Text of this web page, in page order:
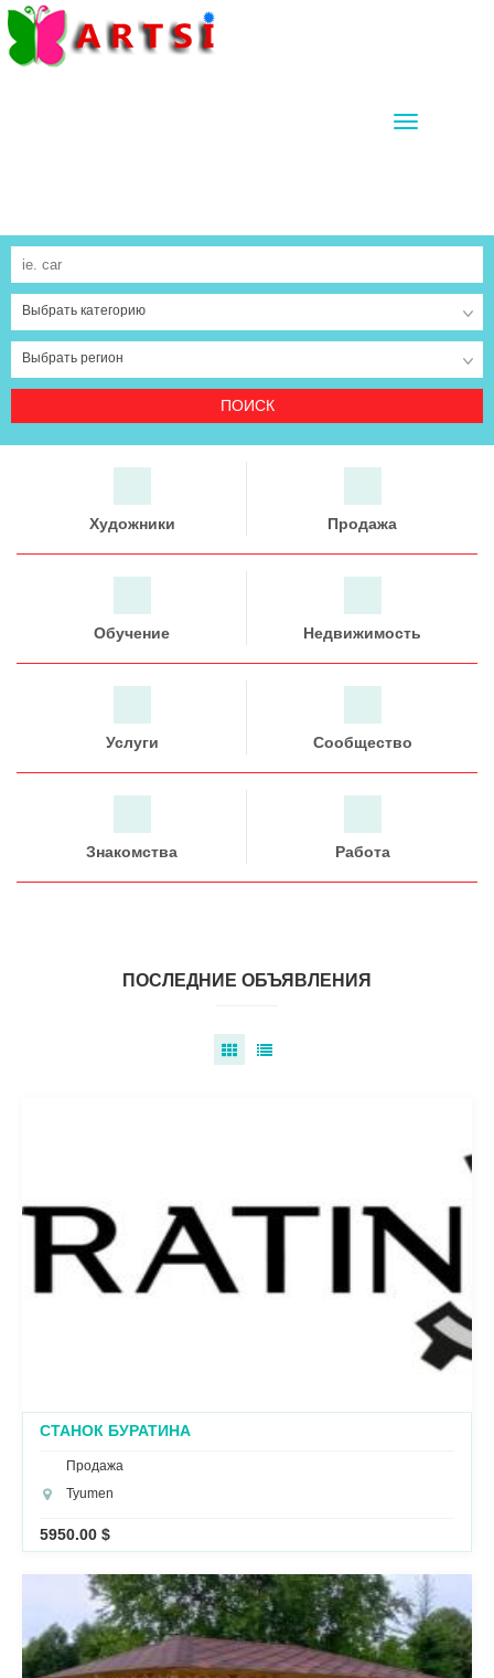
TOGGLE
Выбрать категорию
Выбрать регион
ПОИСК
Художники Продажа
Обучение Недвижимость
Услуги Сообщество
Знакомства Работа
ПОСЛЕДНИЕ ОБЪЯВЛЕНИЯ
СТАНОК БУРАТИНА
Продажа
Tyumen
5950.00 $